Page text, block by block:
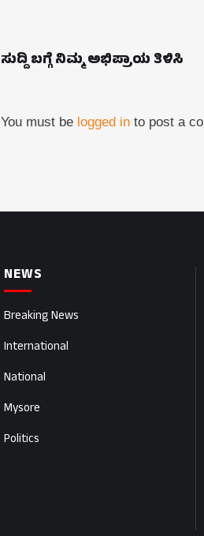
ಸುದ್ದಿ ಬಗ್ಗೆ ನಿಮ್ಮ ಅಭಿಪ್ರಾಯ ತಿಳಿಸಿ
You must be logged in to post a
NEWS
Breaking News
International
National
Mysore
Politics